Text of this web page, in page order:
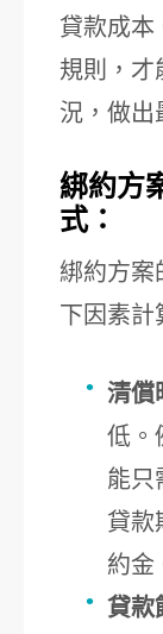
貸款成本
規則，才
況，做出
綁約方
式：
綁約方案
下因素計
清償
低。
能只
貸款
約金
貸款